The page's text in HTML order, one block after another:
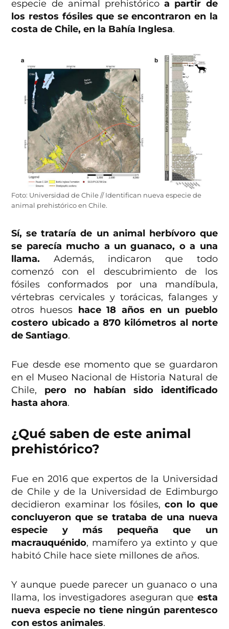
especie de animal prehistóricoa partir de
los restos fósiles que se encontraron en la
costa de Chile, en la Bahía Inglesa.
Foto: Universidad de Chile // Identifican nueva especie de
animal prehistórico en Chile.
Sí, se trataría de un animal herbívoro que
se parecía mucho a un guanaco, o a una
llama. Además, indicaron que todo
comenzó con el descubrimiento de los
fósiles conformados por una mandíbula,
vértebras cervicales y torácicas, falanges y
otros huesos hace 18 años en un pueblo
costero ubicado a 870 kilómetros al norte
de Santiago.
Fue desde ese momento que se guardaron
en el Museo Nacional de Historia Natural de
Chile, pero no habían sido identificado
hasta ahora.
¿Qué saben de este animal
prehistórico?
Fue en 2016 que expertos de la Universidad
de Chile y de la Universidad de Edimburgo
decidieron examinar los fósiles,con lo que
concluyeron que se trataba de una nueva
especie y más pequeña que un
macrauquénido, mamífero ya extinto y que
habitó Chile hace siete millones de años.
Y aunque puede parecer un guanaco o una
llama, los investigadores aseguran que esta
nueva especie no tiene ningún parentesco
con estos animales.